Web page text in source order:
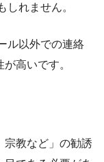
れません。
ル以外での連絡
高いです。
宗教など」の勧誘